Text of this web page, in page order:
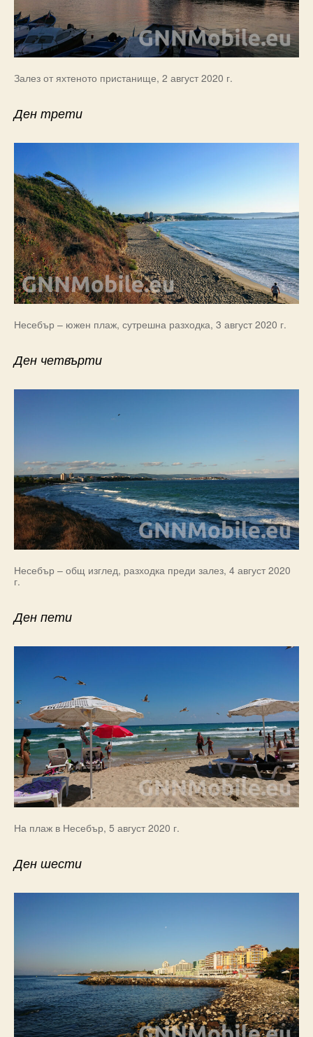
Залез от яхтеното пристанище, 2 август 2020 г.
Ден трети
Несебър – южен плаж, сутрешна разходка, 3 август 2020 г.
Ден четвърти
Несебър – общ изглед, разходка преди залез, 4 август 2020
г.
Ден пети
На плаж в Несебър, 5 август 2020 г.
Ден шести